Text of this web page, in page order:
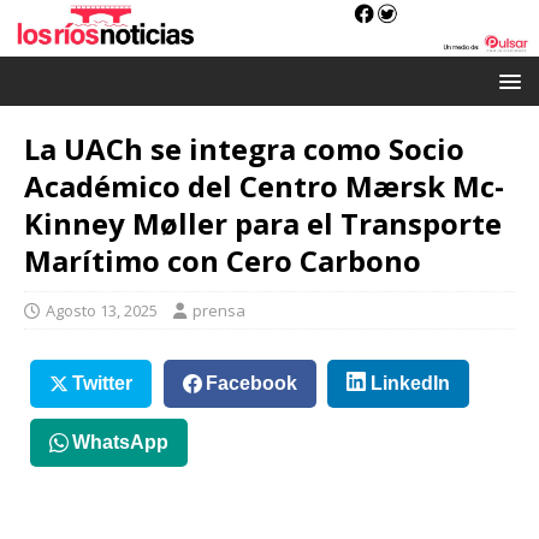
La UACh se integra como Socio
Académico del Centro Mærsk Mc-
Kinney Møller para el Transporte
Marítimo con Cero Carbono
Agosto 13, 2025 prensa
Twitter Facebook LinkedIn
WhatsApp